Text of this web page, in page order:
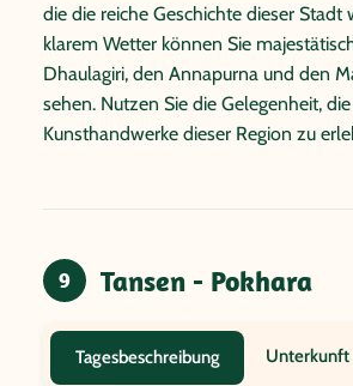
die die reiche Geschichte dieser Stadt
klarem Wetter können Sie
Dhaulagiri, den Annapurna und den
sehen. Nutzen Sie die Gelegenheit,
Kunsthandwerke dieser Region zu
9 Tansen - Pokhara
Tagesbeschreibung Unterkunft